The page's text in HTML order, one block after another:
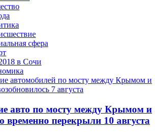
сфера
в Сочи
авто по мосту между Крымом и
временно перекрыли 10 августа